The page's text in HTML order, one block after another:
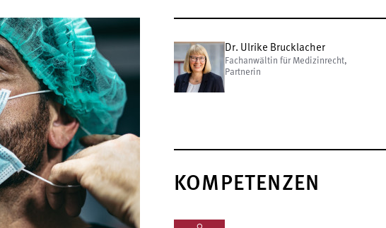
Dr. Ulrike Brucklacher
Fachanwältin für Medizinrecht,
Partnerin
KOMPETENZEN